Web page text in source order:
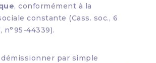
, conformément à la
constante (Cass. soc., 6
n°95-44339).
par simple